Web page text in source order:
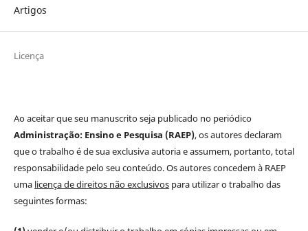
Artigos
Licença
Ao aceitar que seu manuscrito seja publicado no periódico
Administração: Ensino e Pesquisa (RAEP), os autores declaram
que o trabalho é de sua exclusiva autoria e assumem, portanto, total
responsabilidade pelo seu conteúdo. Os autores concedem à RAEP
uma licença de direitos não exclusivospara utilizar o trabalho das
seguintes formas: